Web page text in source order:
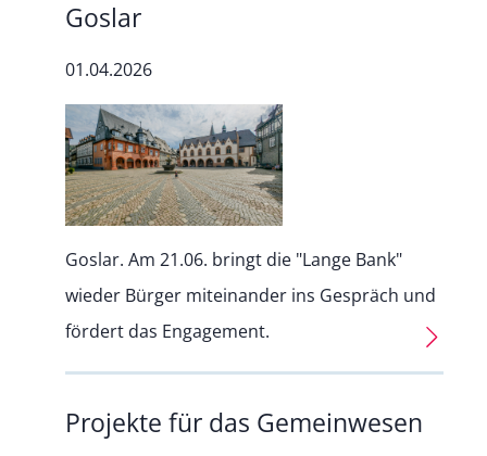
Goslar
01.04.2026
Goslar. Am 21.06. bringt die "Lange Bank"
wieder Bürger miteinander ins Gespräch und
fördert das Engagement.
Projekte für das Gemeinwesen